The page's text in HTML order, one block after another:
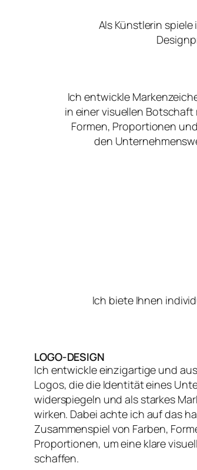
Als Künstlerin
Ich entwickle
in einer visuellen Botschaft
Formen, Proportionen
den
Ich biete Ihnen
LOGO-DESIGN
Ich entwickle einzigartige und
Logos, die die Identität eines
widerspiegeln und als starkes
wirken. Dabei achte ich auf das
Zusammenspiel von Farben,
Proportionen, um eine klare
schaffen.